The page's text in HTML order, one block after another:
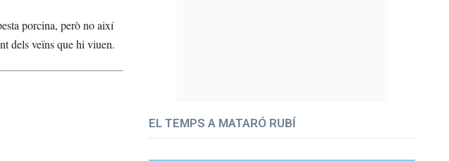
porcina, però no així
dels veïns que hi viuen.
EL TEMPS A MATARÓ RUBÍ